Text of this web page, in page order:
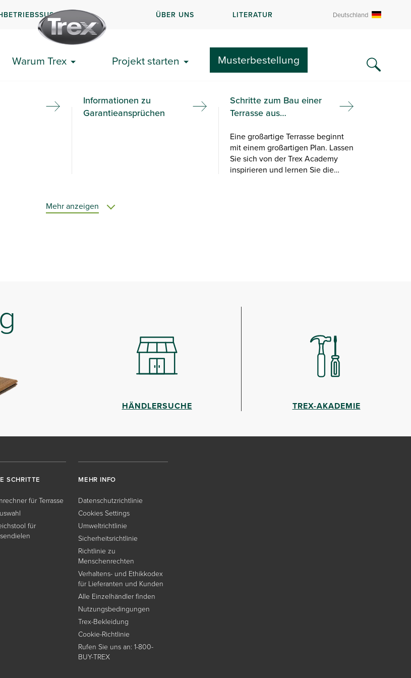
ÜBER UNS LITERATUR Deutschland
Warum Trex Projekt starten Musterbestellung
Informationen zu
Garantieansprüchen
Schritte zum Bau einer
Terrasse aus
Eine großartige Terrasse beginnt
mit einem großartigen Plan. Lassen
Sie sich von der Trex Academy
inspirieren und lernen Sie die
Mehr anzeigen
HÄNDLERSUCHE TREX-AKADEMIE
SCHRITTE
für Terrasse
für
MEHR INFO
Datenschutzrichtlinie
Cookies Settings
Umweltrichtlinie
Sicherheitsrichtlinie
Richtlinie zu
Menschenrechten
Verhaltens- und Ethikkodex
für Lieferanten und Kunden
Alle Einzelhändler finden
Nutzungsbedingungen
Trex-Bekleidung
Cookie-Richtlinie
Rufen Sie uns an: 1-800-
BUY-TREX